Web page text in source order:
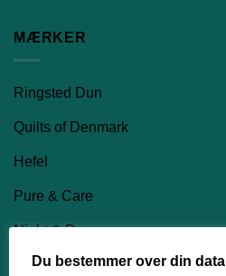
MÆRKER
Ringsted Dun
Quilts of Denmark
Hefel
Pure & Care
Night & Day
Nørgaard Madsen EFTF
Du bestemmer over din data